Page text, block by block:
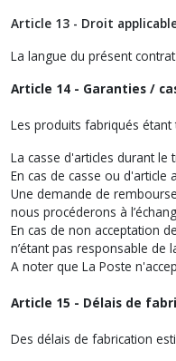
Article 13 - Droit
La langue du présent
Article 14 - Garanties /
Les produits fabriqués
La casse d'articles durant
En cas de casse ou
Une demande de
nous procéderons à
En cas de non acceptation
n’étant pas responsable de
A noter que La Poste
Article 15 - Délais de
Des délais de fabrication